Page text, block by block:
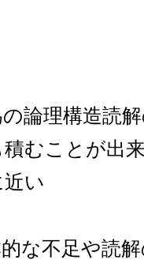
論理構造読
むことが出
い
な不足や読